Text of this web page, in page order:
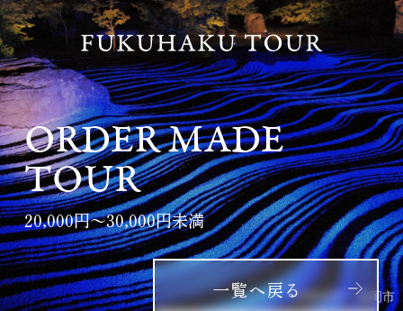
写真提供：福岡市
ORDER MADE
TOUR
20,000円～30,000円未満
一覧へ戻る